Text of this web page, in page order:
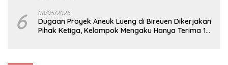
6 08/05/2026
Dugaan Proyek Aneuk Lueng di Bireuen Dikerjakan
Pihak Ketiga, Kelompok Mengaku Hanya Terima 10